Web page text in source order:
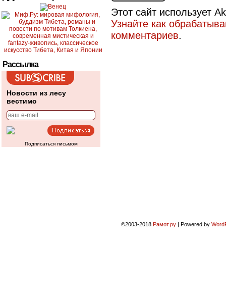
Рассылка
Новости из лесу
вестимо
Подписаться письмом
Этот сайт использует
Узнайте как
комментариев.
©2003-2018 Рамот.ру | Powered by